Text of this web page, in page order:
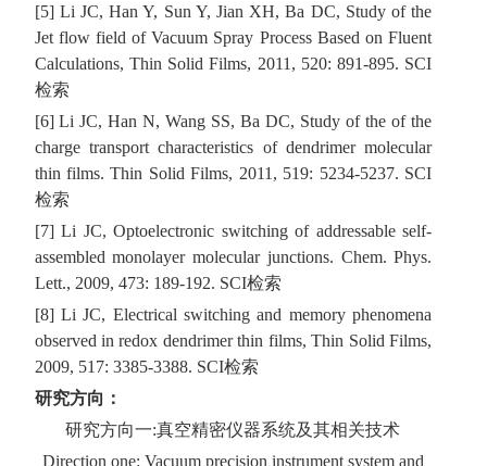
[5] Li JC, Han Y, Sun Y, Jian XH, Ba DC, Study of the
Jet flow field of Vacuum Spray Process Based on Fluent
Calculations, Thin Solid Films, 2011, 520: 891-895. SCI
检索
[6] Li JC, Han N, Wang SS, Ba DC, Study of the of the
charge transport characteristics of dendrimer molecular
thin films. Thin Solid Films, 2011, 519: 5234-5237. SCI
检索
[7] Li JC, Optoelectronic switching of addressable self-
assembled monolayer molecular junctions. Chem. Phys.
Lett., 2009, 473: 189-192. SCI检索
[8] Li JC, Electrical switching and memory phenomena
observed in redox dendrimer thin films, Thin Solid Films,
2009, 517: 3385-3388. SCI检索
研究方向：
研究方向一:真空精密仪器系统及其相关技术
Direction one: Vacuum precision instrument system and